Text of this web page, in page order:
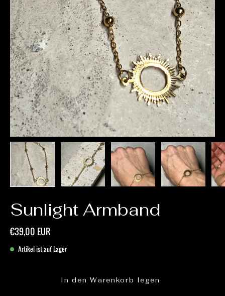
Sunlight Armband
€39,00 EUR
Artikel ist auf Lager
In den Warenkorb legen